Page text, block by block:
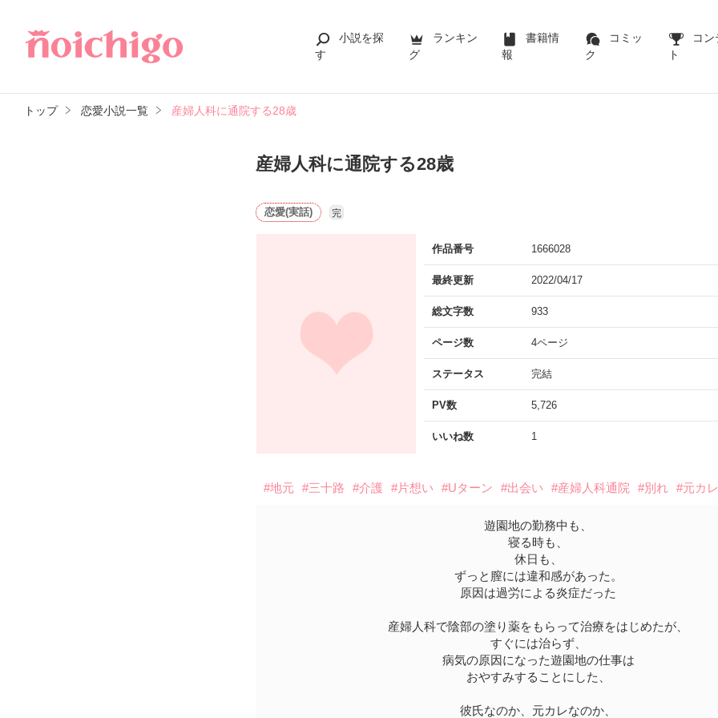
小説を探
す
ランキン
グ
書籍情
報
コミッ
ク
コン
ト
トップ 恋愛小説一覧 産婦人科に通院する28歳
産婦人科に通院する28歳
恋愛(実話) 完
作品番号 1666028
最終更新 2022/04/17
総文字数 933
ページ数 4ページ
ステータス 完結
PV数 5,726
いいね数 1
#地元 #三十路 #介護 #片想い #Uターン #出会い #産婦人科通院 #別れ #元カレ
遊園地の勤務中も、
寝る時も、
休日も、
ずっと膣には違和感があった。
原因は過労による炎症だった
産婦人科で陰部の塗り薬をもらって治療をはじめたが、
すぐには治らず、
病気の原因になった遊園地の仕事は
おやすみすることにした、
彼氏なのか、元カレなのか、